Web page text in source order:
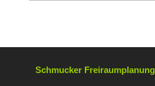
Schmucker Freiraumplanung